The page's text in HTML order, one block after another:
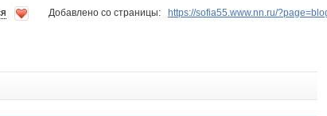
Добавлено со страницы: https://sofia55.www.nn.ru/